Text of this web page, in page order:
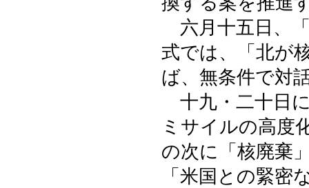
六月十五日、
式では、「北が
ば、無条件で対
十九・二十日
ミサイルの高度
の次に「核廃棄
「米国との緊密